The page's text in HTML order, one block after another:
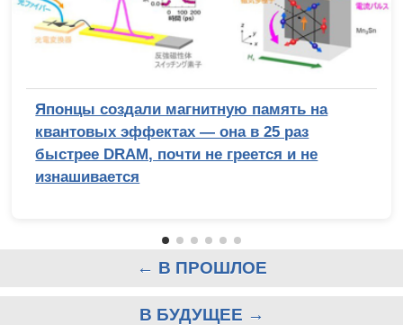
Японцы создали магнитную память на
квантовых эффектах — она в 25 раз
быстрее DRAM, почти не греется и не
изнашивается
← В ПРОШЛОЕ
В БУДУЩЕЕ →